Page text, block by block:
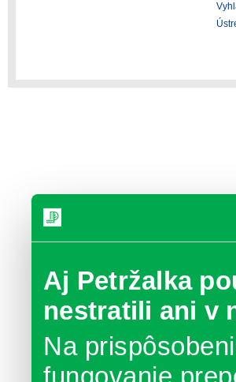
Aj Petržalka
nestratili ani v
Na